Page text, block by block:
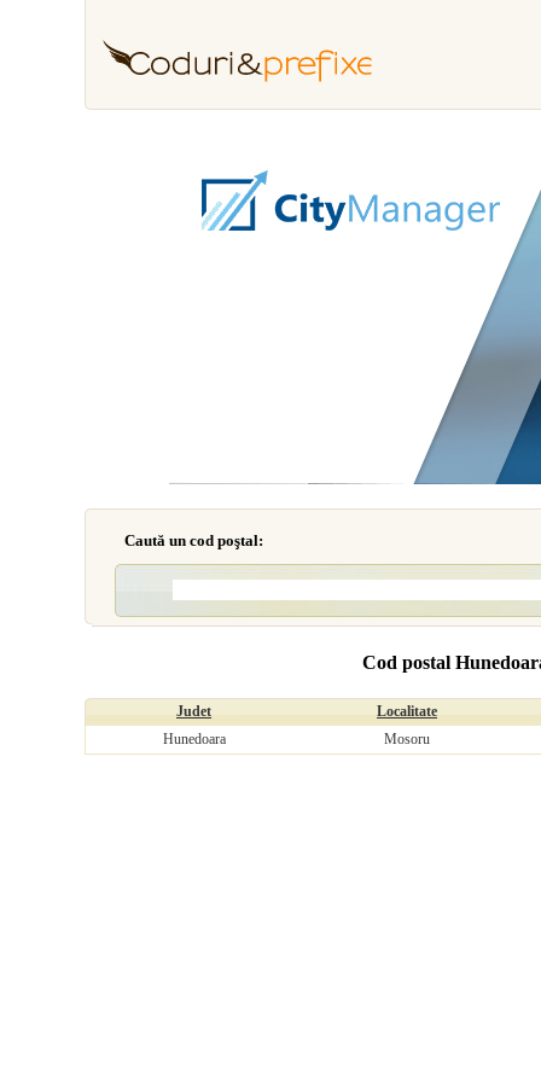
Caută un cod poştal:
Cod postal
Judet
Localitate
Hunedoara
Mosoru